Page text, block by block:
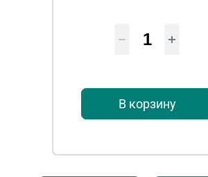
В корзину